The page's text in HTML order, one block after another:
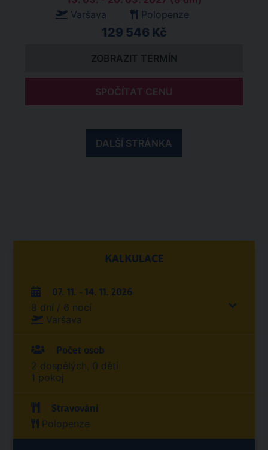
Varšava
Polopenze
129 546 Kč
ZOBRAZIT TERMÍN
SPOČÍTAT CENU
DALŠÍ STRÁNKA
KALKULACE
07. 11. - 14. 11. 2026
8 dní / 6 nocí
Varšava
Počet osob
2 dospělých, 0 dětí
1 pokoj
Stravování
Polopenze